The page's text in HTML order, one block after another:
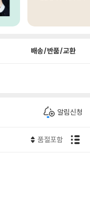
배송/반품/교환
알림신청
품절포함